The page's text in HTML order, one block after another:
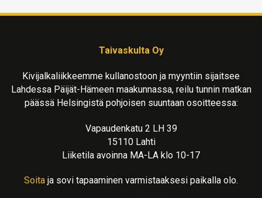
Taivaskulta Oy
Kivijalkaliikkeemme kullanostoon ja myyntiin sijaitsee
Lahdessa Päijät-Hämeen maakunnassa, reilu tunnin matkan
päässä Helsingistä pohjoisen suuntaan osoitteessa:
Vapaudenkatu 2 LH 39
15110 Lahti
Liiketila avoinna MA-LA klo 10-17
Soita ja sovi tapaaminen varmistaaksesi paikalla olo.